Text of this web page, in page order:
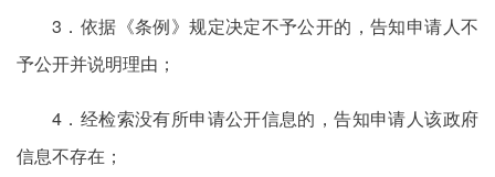
3．依据《条例》规定决定不予公开的，告知申请人不
予公开并说明理由；
4．经检索没有所申请公开信息的，告知申请人该政府
信息不存在；